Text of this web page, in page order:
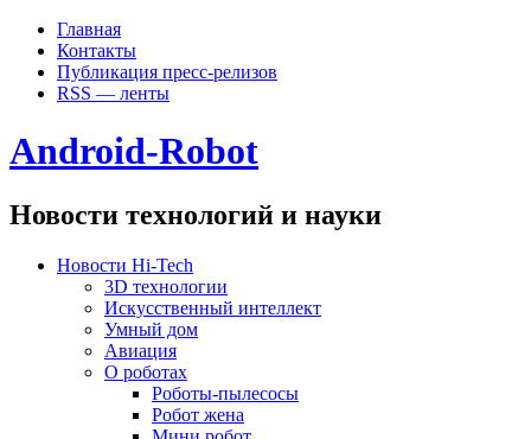
Главная
Контакты
Публикация пресс-релизов
RSS — ленты
Android-Robot
Новости технологий и науки
Новости Hi-Tech
3D технологии
Искусственный интеллект
Умный дом
Авиация
О роботах
Роботы-пылесосы
Робот жена